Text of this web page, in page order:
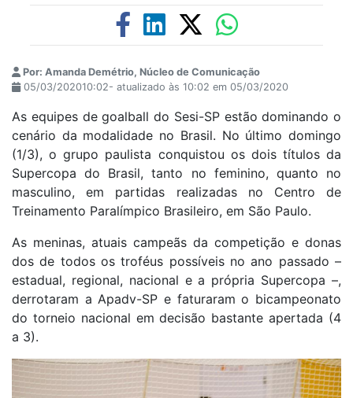
Por: Amanda Demétrio, Núcleo de Comunicação
05/03/202010:02- atualizado às 10:02 em 05/03/2020
As equipes de goalball do Sesi-SP estão dominando o
cenário da modalidade no Brasil. No último domingo
(1/3), o grupo paulista conquistou os dois títulos da
Supercopa do Brasil, tanto no feminino, quanto no
masculino, em partidas realizadas no Centro de
Treinamento Paralímpico Brasileiro, em São Paulo.
As meninas, atuais campeãs da competição e donas
dos de todos os troféus possíveis no ano passado –
estadual, regional, nacional e a própria Supercopa –,
derrotaram a Apadv-SP e faturaram o bicampeonato
do torneio nacional em decisão bastante apertada (4
a 3).